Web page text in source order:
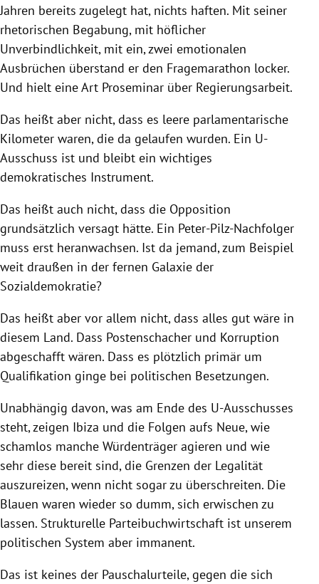
Jahren bereits zugelegt hat, nichts haften. Mit seiner
rhetorischen Begabung, mit höflicher
Unverbindlichkeit, mit ein, zwei emotionalen
Ausbrüchen überstand er den Fragemarathon locker.
Und hielt eine Art Proseminar über Regierungsarbeit.
Das heißt aber nicht, dass es leere parlamentarische
Kilometer waren, die da gelaufen wurden. Ein U-
Ausschuss ist und bleibt ein wichtiges
demokratisches Instrument.
Das heißt auch nicht, dass die Opposition
grundsätzlich versagt hätte. Ein Peter-Pilz-Nachfolger
muss erst heranwachsen. Ist da jemand, zum Beispiel
weit draußen in der fernen Galaxie der
Sozialdemokratie?
Das heißt aber vor allem nicht, dass alles gut wäre in
diesem Land. Dass Postenschacher und Korruption
abgeschafft wären. Dass es plötzlich primär um
Qualifikation ginge bei politischen Besetzungen.
Unabhängig davon, was am Ende des U-Ausschusses
steht, zeigen Ibiza und die Folgen aufs Neue, wie
schamlos manche Würdenträger agieren und wie
sehr diese bereit sind, die Grenzen der Legalität
auszureizen, wenn nicht sogar zu überschreiten. Die
Blauen waren wieder so dumm, sich erwischen zu
lassen. Strukturelle Parteibuchwirtschaft ist unserem
politischen System aber immanent.
Das ist keines der Pauschalurteile, gegen die sich